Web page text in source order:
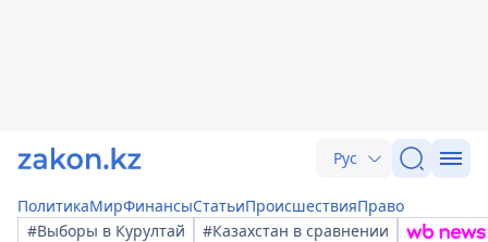
Рус
ПолитикаМирФинансыСтатьиПроисшествияПраво
#Выборы в Курултай
#Казахстан в сравнении